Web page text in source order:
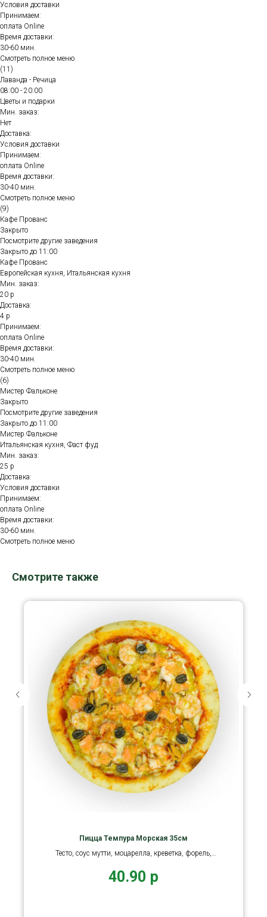
Условия доставки
Принимаем:
оплата Online
Время доставки:
30-60 мин.
Смотреть полное меню
(11)
Лаванда - Речица
08:00 - 20:00
Цветы и подарки
Мин. заказ:
Нет
Доставка:
Условия доставки
Принимаем:
оплата Online
Время доставки:
30-40 мин.
Смотреть полное меню
(9)
Кафе Прованс
Закрыто
Посмотрите другие заведения
Закрыто до 11:00
Кафе Прованс
Европейская кухня, Итальянская кухня
Мин. заказ:
20 р
Доставка:
4 р
Принимаем:
оплата Online
Время доставки:
30-40 мин.
Смотреть полное меню
(6)
Мистер Фальконе
Закрыто
Посмотрите другие заведения
Закрыто до 11:00
Мистер Фальконе
Итальянская кухня, Фаст фуд
Мин. заказ:
25 р
Доставка:
Условия доставки
Принимаем:
оплата Online
Время доставки:
30-60 мин.
Смотреть полное меню
Смотрите также
Пицца Темпура Морская 35см
Тесто, соус мутти, моцарелла, креветка, форель,
40.90 р